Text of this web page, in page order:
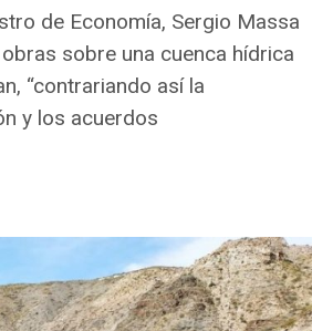
de Economía, Sergio Massa
sobre una cuenca hídrica
“contrariando así la
y los acuerdos